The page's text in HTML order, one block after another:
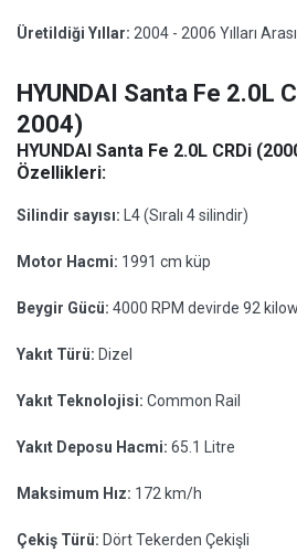
Üretildiği Yıllar: 2004 - 2006 Yılları Arası
HYUNDAI Santa Fe 2.0L
2004)
HYUNDAI Santa Fe 2.0L CRDi
Özellikleri:
Silindir sayısı: L4 (Sıralı 4 silindir)
Motor Hacmi: 1991 cm küp
Beygir Gücü: 4000 RPM devirde 92
Yakıt Türü: Dizel
Yakıt Teknolojisi: Common Rail
Yakıt Deposu Hacmi: 65.1 Litre
Maksimum Hız: 172 km/h
Çekiş Türü: Dört Tekerden Çekişli